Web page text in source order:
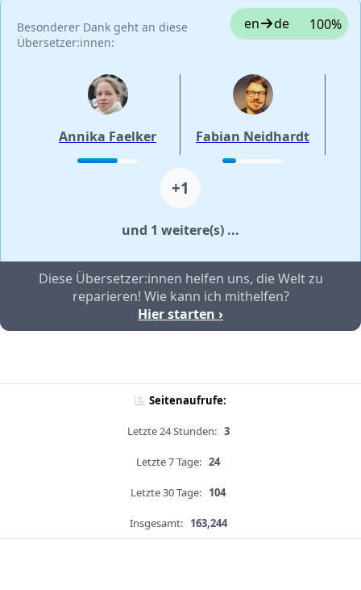
Besonderer Dank geht an diese
Übersetzer:innen:
en de 100%
Annika Faelker Fabian Neidhardt
+1
und 1 weitere(s) ...
Diese Übersetzer:innen helfen uns, die Welt zu
reparieren! Wie kann ich mithelfen?
Hier starten ›
Seitenaufrufe:
Letzte 24 Stunden: 3
Letzte 7 Tage: 24
Letzte 30 Tage: 104
Insgesamt: 163,244